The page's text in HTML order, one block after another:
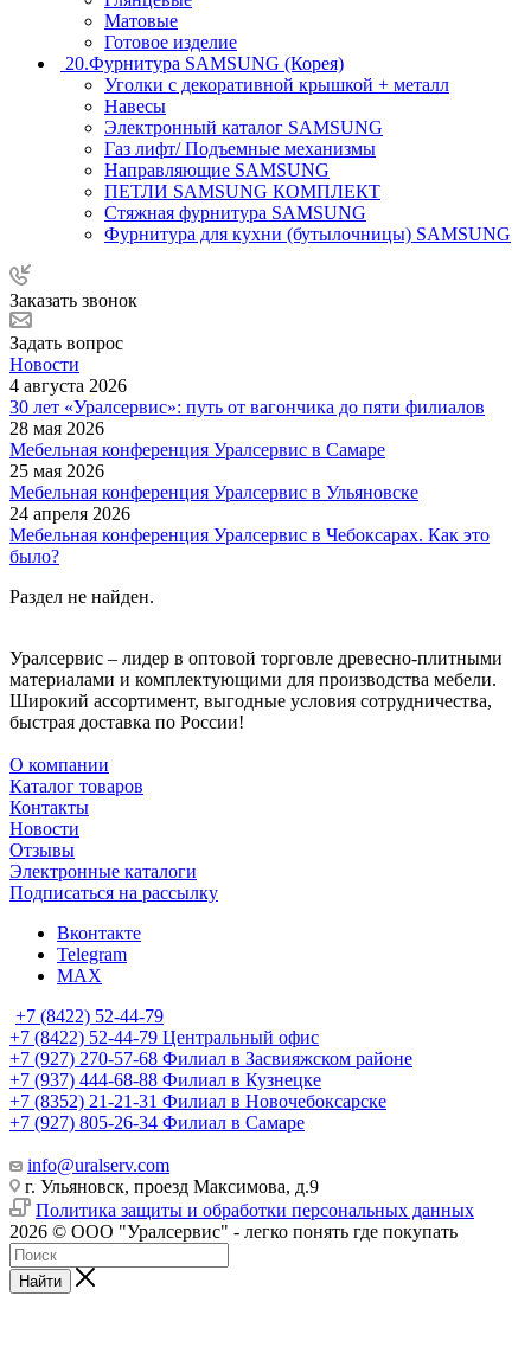
Матовые
Готовое изделие
20.Фурнитура SAMSUNG (Корея)
Уголки с декоративной крышкой + металл
Навесы
Электронный каталог SAMSUNG
Газ лифт/ Подъемные механизмы
Направляющие SAMSUNG
ПЕТЛИ SAMSUNG КОМПЛЕКТ
Стяжная фурнитура SAMSUNG
Фурнитура для кухни (бутылочницы) SAMSUNG
Заказать звонок
Задать вопрос
Новости
4 августа 2026
30 лет «Уралсервис»: путь от вагончика до пяти филиалов
28 мая 2026
Мебельная конференция Уралсервис в Самаре
25 мая 2026
Мебельная конференция Уралсервис в Ульяновске
24 апреля 2026
Мебельная конференция Уралсервис в Чебоксарах. Как это
было?
Раздел не найден.
Уралсервис – лидер в оптовой торговле древесно-плитными
материалами и комплектующими для производства мебели.
Широкий ассортимент, выгодные условия сотрудничества,
быстрая доставка по России!
О компании
Каталог товаров
Контакты
Новости
Отзывы
Электронные каталоги
Подписаться на рассылку
Вконтакте
Telegram
MAX
+7 (8422) 52-44-79
+7 (8422) 52-44-79 Центральный офис
+7 (927) 270-57-68 Филиал в Засвияжском районе
+7 (937) 444-68-88 Филиал в Кузнецке
+7 (8352) 21-21-31 Филиал в Новочебоксарске
+7 (927) 805-26-34 Филиал в Самаре
info@uralserv.com
г. Ульяновск, проезд Максимова, д.9
Политика защиты и обработки персональных данных
2026 © ООО "Уралсервис" - легко понять где покупать
Найти